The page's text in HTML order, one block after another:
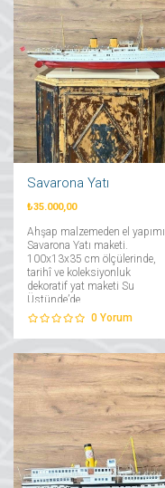
Savarona Yatı
₺35.000,00
Ahşap malzemeden el yapımı
Savarona Yatı maketi.
100x13x35 cm ölçülerinde,
tarihî ve koleksiyonluk
dekoratif yat maketi Su
Üstünde’de....
0 Yorum